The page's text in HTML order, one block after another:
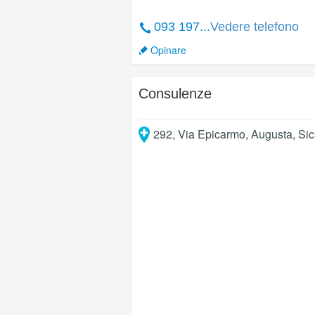
093 197...Vedere telefono
Opinare
Consulenze
292, Via Epicarmo, Augusta,